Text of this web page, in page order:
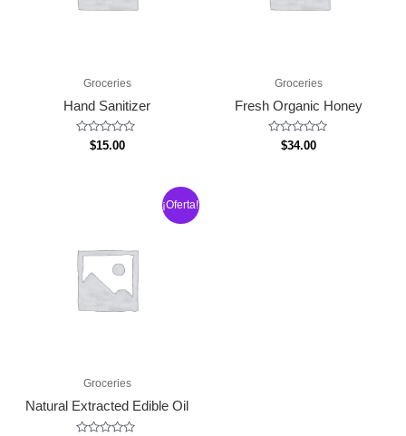
Groceries
Hand Sanitizer
Valorado
con
$15.00
Groceries
Fresh Organic Honey
Valorado
con
$34.00
¡Oferta!
Groceries
Natural Extracted Edible Oil